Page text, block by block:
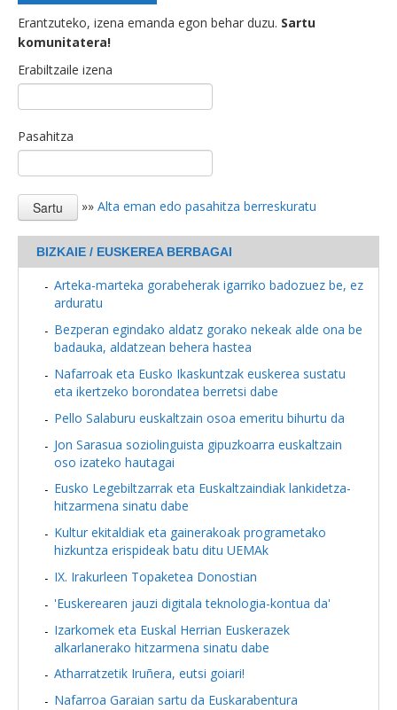
Erantzuteko, izena emanda egon behar duzu. Sartu
komunitatera!
Erabiltzaile izena
Pasahitza
»» Alta eman edo pasahitza berreskuratu
BIZKAIE / EUSKEREA BERBAGAI
Arteka-marteka gorabeherak igarriko badozuez be, ez
arduratu
Bezperan egindako aldatz gorako nekeak alde ona be
badauka, aldatzean behera hastea
Nafarroak eta Eusko Ikaskuntzak euskerea sustatu
eta ikertzeko borondatea berretsi dabe
Pello Salaburu euskaltzain osoa emeritu bihurtu da
Jon Sarasua soziolinguista gipuzkoarra euskaltzain
oso izateko hautagai
Eusko Legebiltzarrak eta Euskaltzaindiak lankidetza-
hitzarmena sinatu dabe
Kultur ekitaldiak eta gainerakoak programetako
hizkuntza erispideak batu ditu UEMAk
IX. Irakurleen Topaketea Donostian
'Euskerearen jauzi digitala teknologia-kontua da'
Izarkomek eta Euskal Herrian Euskerazek
alkarlanerako hitzarmena sinatu dabe
Atharratzetik Iruñera, eutsi goiari!
Nafarroa Garaian sartu da Euskarabentura